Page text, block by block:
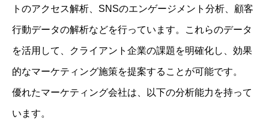
トのアクセス解析、SNSのエンゲージメント分析、顧客
行動データの解析などを行っています。これらのデータ
を活用して、クライアント企業の課題を明確化し、効果
的なマーケティング施策を提案することが可能です。
優れたマーケティング会社は、以下の分析能力を持って
います。